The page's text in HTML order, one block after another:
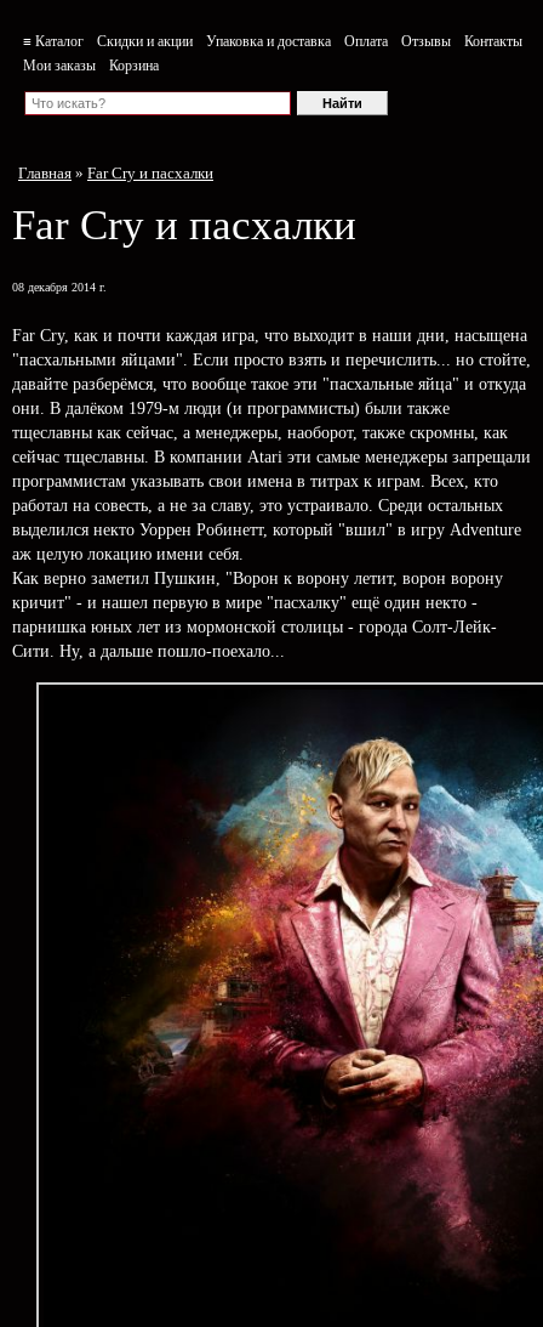
≡ Каталог Скидки и акции Упаковка и доставка Оплата Отзывы
Контакты
Мои заказы
Корзина
Главная » Far Cry и пасхалки
Far Cry и пасхалки
08 декабря 2014 г.
Far Cry, как и почти каждая игра, что выходит в наши дни, насыщена
"пасхальными яйцами". Если просто взять и перечислить... но стойте,
давайте разберёмся, что вообще такое эти "пасхальные яйца" и откуда
они. В далёком 1979-м люди (и программисты) были также
тщеславны как сейчас, а менеджеры, наоборот, также скромны, как
сейчас тщеславны. В компании Atari эти самые менеджеры запрещали
программистам указывать свои имена в титрах к играм. Всех, кто
работал на совесть, а не за славу, это устраивало. Среди остальных
выделился некто Уоррен Робинетт, который "вшил" в игру Adventure
аж целую локацию имени себя.
Как верно заметил Пушкин, "Ворон к ворону летит, ворон ворону
кричит" - и нашел первую в мире "пасхалку" ещё один некто -
парнишка юных лет из мормонской столицы - города Солт-Лейк-
Сити. Ну, а дальше пошло-поехало...